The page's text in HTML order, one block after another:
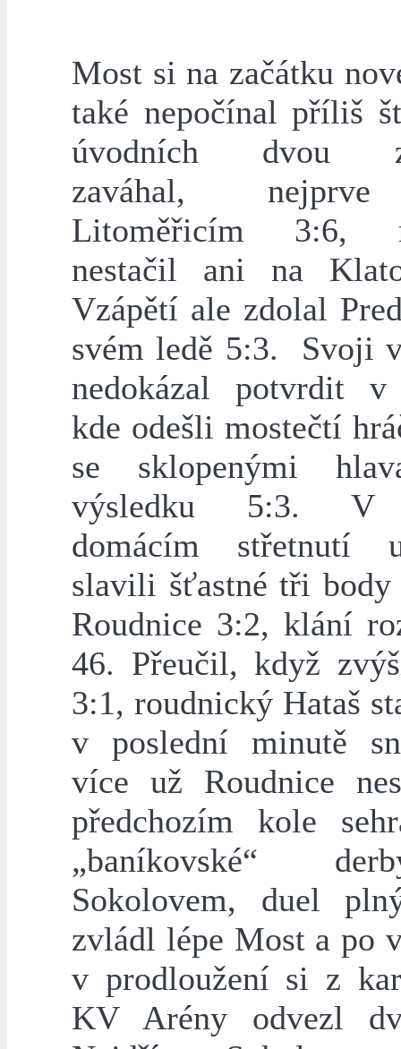
Most si na začátku
také nepočínal příliš
úvodních dvou
zaváhal,
Litoměřicím 3:6,
nestačil ani na
Vzápětí ale zdolal
svém ledě 5:3. Svoji
nedokázal potvrdit v
kde odešli mostečtí
se sklopenými
výsledku 5:3. V
domácím střetnutí
slavili šťastné tři body
Roudnice 3:2, klání
46. Přeučil, když
3:1, roudnický Hataš
v poslední minutě
více už Roudnice
předchozím kole
„baníkovské“
Sokolovem, duel
zvládl lépe Most a po
v prodloužení si z
KV Arény odvezl